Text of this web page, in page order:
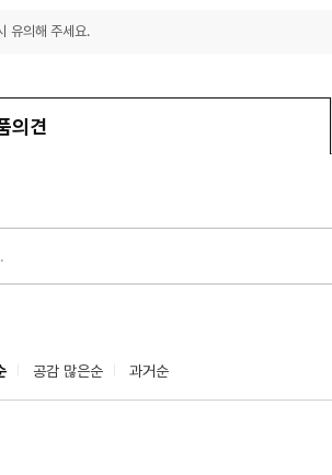
유의해 주세요.
의견
공감 많은순 과거순